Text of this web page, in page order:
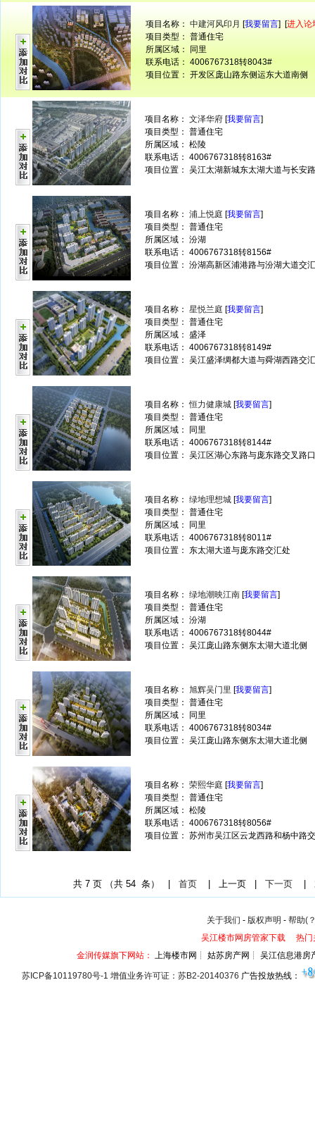
项目名称： 中建河风印月 [我要留言] [进入论
项目类型： 普通住宅
所属区域： 同里
联系电话： 4006767318转8043#
项目位置： 开发区庞山路东侧运东大道南侧
项目名称： 文泽华府 [我要留言]
项目类型： 普通住宅
所属区域： 松陵
联系电话： 4006767318转8163#
项目位置： 吴江太湖新城东太湖大道与长安
项目名称： 浦上悦庭 [我要留言]
项目类型： 普通住宅
所属区域： 汾湖
联系电话： 4006767318转8156#
项目位置： 汾湖高新区浦港路与汾湖大道交
项目名称： 星悦兰庭 [我要留言]
项目类型： 普通住宅
所属区域： 盛泽
联系电话： 4006767318转8149#
项目位置： 吴江盛泽绸都大道与舜湖西路交
项目名称：恒力健康城 [我要留言]
项目类型： 普通住宅
所属区域： 同里
联系电话： 4006767318转8144#
项目位置： 吴江区湖心东路与庞东路交叉路口
项目名称： 绿地理想城 [我要留言]
项目类型： 普通住宅
所属区域： 同里
联系电话： 4006767318转8011#
项目位置： 东太湖大道与庞东路交汇处
项目名称： 绿地潮映江南 [我要留言]
项目类型： 普通住宅
所属区域： 汾湖
联系电话： 4006767318转8044#
项目位置： 吴江庞山路东侧东太湖大道北侧
项目名称： 旭辉吴门里 [我要留言]
项目类型： 普通住宅
所属区域： 同里
联系电话： 4006767318转8034#
项目位置： 吴江庞山路东侧东太湖大道北侧
项目名称： 荣熙华庭 [我要留言]
项目类型： 普通住宅
所属区域： 松陵
联系电话： 4006767318转8056#
项目位置： 苏州市吴江区云龙西路和杨中路
共 7 页 （共 54 条） | 首页 上一页 下一页
关于我们 - 版权声明 - 帮助(
吴江楼市网房管家下载
热门
金润传媒旗下网站： 上海楼市网┊ 姑苏房产网┊ 吴江信息港
苏ICP备10119780号-1 增值业务许可证：苏B2-20140376 广告投放热线：